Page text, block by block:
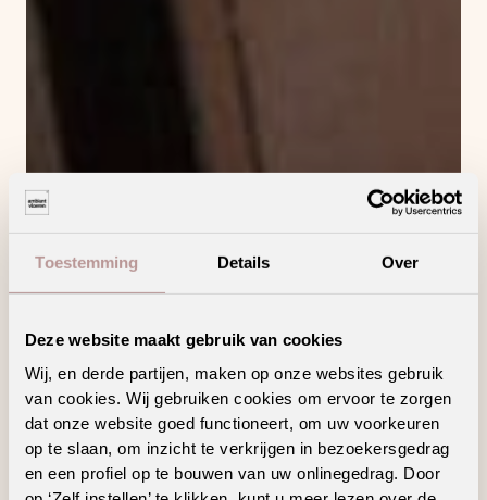
Toestemming Details Over
Deze website maakt gebruik van cookies
Wij, en derde partijen, maken op onze websites gebruik
van cookies. Wij gebruiken cookies om ervoor te zorgen
dat onze website goed functioneert, om uw voorkeuren
op te slaan, om inzicht te verkrijgen in bezoekersgedrag
en een profiel op te bouwen van uw onlinegedrag. Door